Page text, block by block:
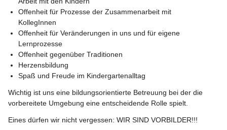
Offenheit für Prozesse der Zusammenarbeit mit
KollegInnen
Offenheit für Veränderungen in uns und für eigene
Lernprozesse
Offenheit gegenüber Traditionen
Herzensbildung
Spaß und Freude im Kindergartenalltag
Wichtig ist uns eine bildungsorientierte Betreuung bei der die
vorbereitete Umgebung eine entscheidende Rolle spielt.
Eines dürfen wir nicht vergessen: WIR SIND VORBILDER!!!